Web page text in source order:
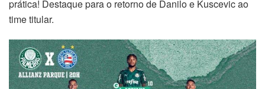
prática! Destaque para o retorno de Danilo e Kuscevic ao
time titular.